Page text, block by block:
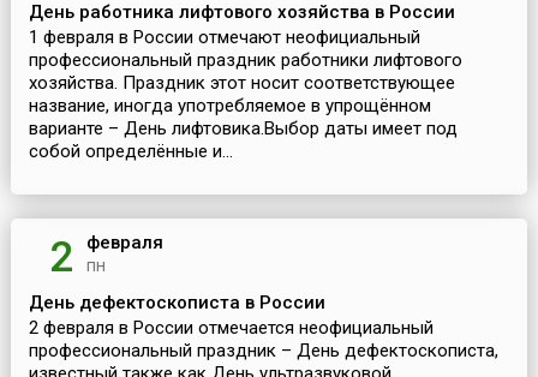
День работника лифтового хозяйства в России
1 февраля в России отмечают неофициальный
профессиональный праздник работники лифтового
хозяйства. Праздник этот носит соответствующее
название, иногда употребляемое в упрощённом
варианте – День лифтовика.Выбор даты имеет под
собой определённые и...
2 февраля
пн
День дефектоскописта в России
2 февраля в России отмечается неофициальный
профессиональный праздник – День дефектоскописта,